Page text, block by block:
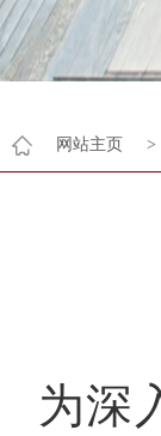
网站主页 >
为深